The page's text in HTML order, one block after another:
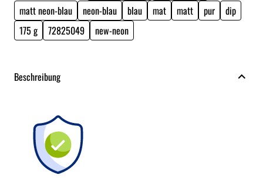
matt neon-blau
neon-blau blau mat matt pur
dip
175 g
72825049 new-neon
Beschreibung